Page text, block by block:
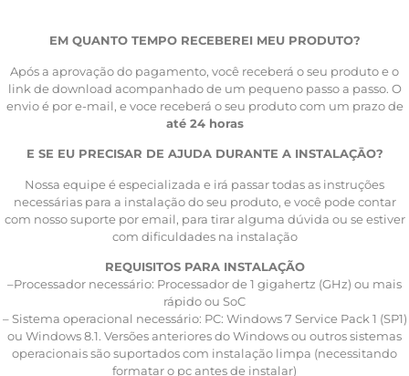
EM QUANTO TEMPO RECEBEREI MEU PRODUTO?
Após a aprovação do pagamento, você receberá o seu produto e o
link de download acompanhado de um pequeno passo a passo. O
envio é por e-mail, e voce receberá o seu produto com um prazo de
até 24 horas
E SE EU PRECISAR DE AJUDA DURANTE A INSTALAÇĀO?
Nossa equipe é especializada e irá passar todas as instruções
necessárias para a instalação do seu produto, e você pode contar
com nosso suporte por email, para tirar alguma dúvida ou se estiver
com dificuldades na instalação
REQUISITOS PARA INSTALAÇÃO
–Processador necessário: Processador de 1 gigahertz (GHz) ou mais
rápido ou SoC
– Sistema operacional necessário: PC: Windows 7 Service Pack 1 (SP1)
ou Windows 8.1. Versões anteriores do Windows ou outros sistemas
operacionais são suportados com instalação limpa (necessitando
formatar o pc antes de instalar)